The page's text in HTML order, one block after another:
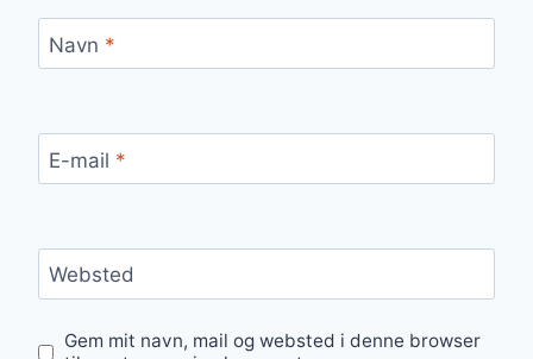
Navn *
E-mail *
Websted
Gem mit navn, mail og websted i denne browser